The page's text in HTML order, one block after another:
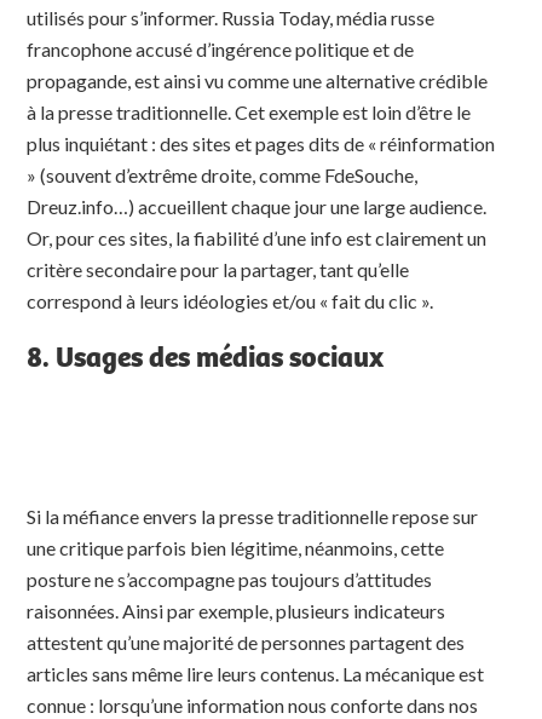
utilisés pour s’informer. Russia Today, média russe
francophone accusé d’ingérence politique et de
propagande, est ainsi vu comme une alternative crédible
à la presse traditionnelle. Cet exemple est loin d’être le
plus inquiétant : des sites et pages dits de « réinformation
» (souvent d’extrême droite, comme FdeSouche,
Dreuz.info…) accueillent chaque jour une large audience.
Or, pour ces sites, la fiabilité d’une info est clairement un
critère secondaire pour la partager, tant qu’elle
correspond à leurs idéologies et/ou « fait du clic ».
8. Usages des médias sociaux
Si la méfiance envers la presse traditionnelle repose sur
une critique parfois bien légitime, néanmoins, cette
posture ne s’accompagne pas toujours d’attitudes
raisonnées. Ainsi par exemple, plusieurs indicateurs
attestent qu’une majorité de personnes partagent des
articles sans même lire leurs contenus. La mécanique est
connue : lorsqu’une information nous conforte dans nos